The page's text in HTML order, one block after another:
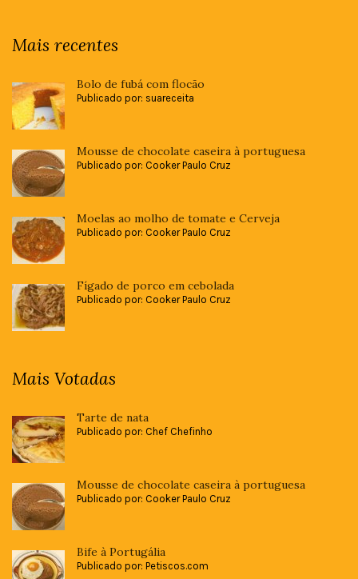
Mais recentes
Bolo de fubá com flocão
Publicado por: suareceita
Mousse de chocolate caseira à portuguesa
Publicado por: Cooker Paulo Cruz
Moelas ao molho de tomate e Cerveja
Publicado por: Cooker Paulo Cruz
Fígado de porco em cebolada
Publicado por: Cooker Paulo Cruz
Mais Votadas
Tarte de nata
Publicado por: Chef Chefinho
Mousse de chocolate caseira à portuguesa
Publicado por: Cooker Paulo Cruz
Bife à Portugália
Publicado por: Petiscos.com